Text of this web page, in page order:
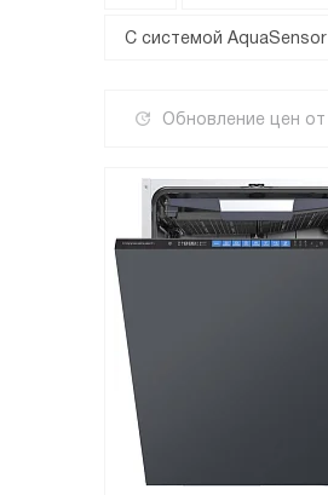
С системой AquaSensor
Обновление цен от